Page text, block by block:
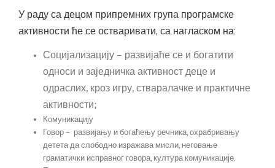
У раду са децом припремних група програмске
активности ће се остваривати, са нагласком на:
Социјализацију – развијаће се и богатити
односи и заједничка активност деце и
одраслих, кроз игру, стваралачке и практичне
активности;
Комуникацију
Говор – развијању и богаћењу речника, охрабривању
детета да слободно изражава мисли, неговање
граматички исправног говора, култура комуникације.